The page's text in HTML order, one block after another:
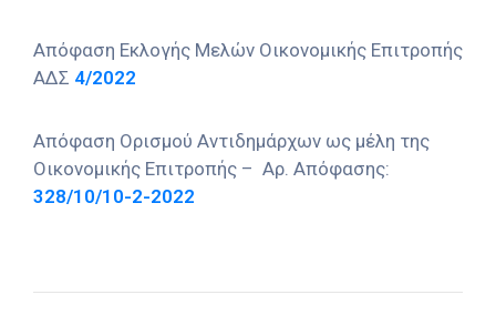
Αποφάσεις
Καιρός
Απόφαση Εκλογής Μελών Οικονομικής Επιτροπής
ΑΔΣ 4/2022
Απόφαση Ορισμού Αντιδημάρχων ως μέλη της
Οικονομικής Επιτροπής – Αρ. Απόφασης:
328/10/10-2-2022